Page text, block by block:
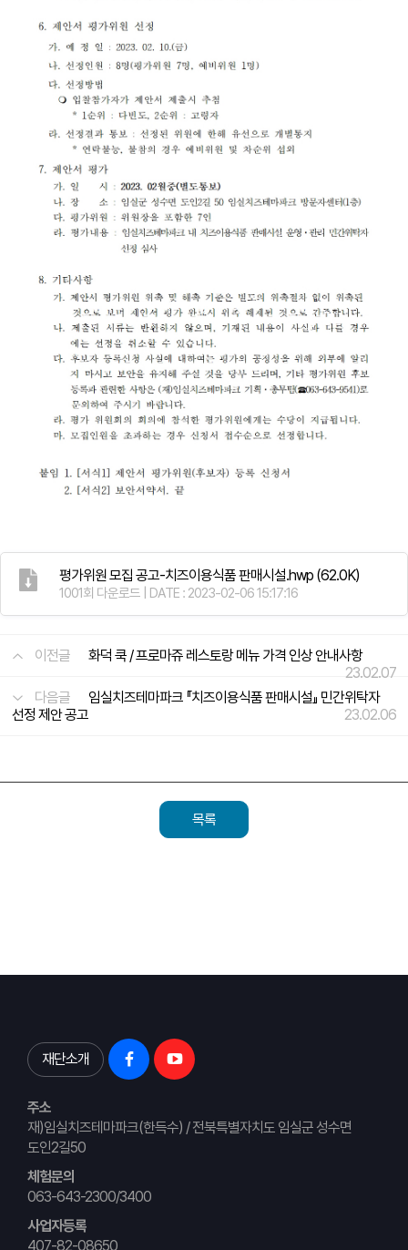
평가위원 모집 공고-치즈이용식품 판매시설.hwp (62.0K)
1001회 다운로드 | DATE : 2023-02-06 15:17:16
이전글
화덕 쿡 / 프로마쥬 레스토랑 메뉴 가격 인상 안내사항
23.02.07
다음글
임실치즈테마파크 『치즈이용식품 판매시설』 민간위탁자
선정 제안 공고
23.02.06
목록
재단소개
주소
재)임실치즈테마파크(한득수) / 전북특별자치도 임실군 성수면
도인2길50
체험문의
063-643-2300/3400
사업자등록
407-82-08650